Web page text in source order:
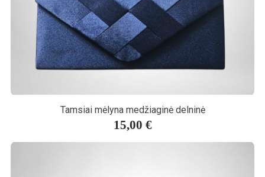
Tamsiai mėlyna medžiaginė delninė
15,00 €